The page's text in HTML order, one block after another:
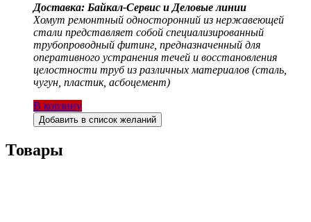
Доставка: Байкал-Сервис и Деловые линии
Хомут ремонтный односторонний из нержавеющей
стали представляет собой специализированный
трубопроводный фитинг, предназначенный для
оперативного устранения течей и восстановления
целостности труб из различных материалов (сталь,
чугун, пластик, асбоцемент)
В корзину
Добавить в список желаний
Товары